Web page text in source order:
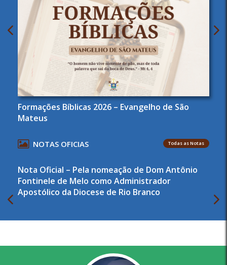
Formações Bíblicas 2026 – Evangelho de São
Mateus
NOTAS OFICIAS Todas as Notas
Nota Oficial – Pela nomeação de Dom Antônio
Fontinele de Melo como Administrador
Apostólico da Diocese de Rio Branco